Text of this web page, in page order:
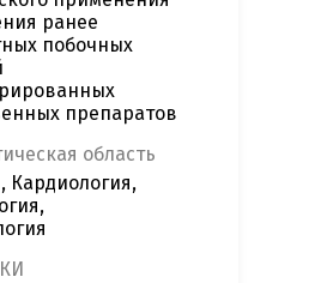
ранее
побочных
препаратов
область
Кардиология,